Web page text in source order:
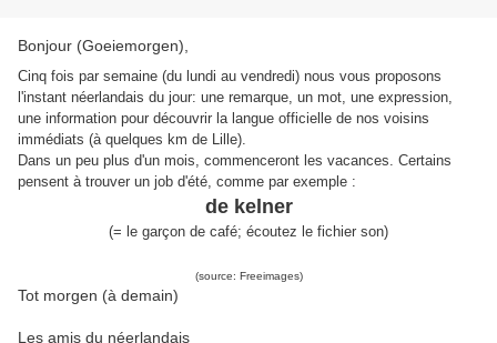
Bonjour (Goeiemorgen),
Cinq fois par semaine (du lundi au vendredi) nous vous proposons
l'instant néerlandais du jour: une remarque, un mot, une expression,
une information pour découvrir la langue officielle de nos voisins
immédiats (à quelques km de Lille).
Dans un peu plus d'un mois, commenceront les vacances. Certains
pensent à trouver un job d'été, comme par exemple :
de kelner
(= le garçon de café; écoutez le fichier son)
(source: Freeimages)
Tot morgen (à demain)
Les amis du néerlandais